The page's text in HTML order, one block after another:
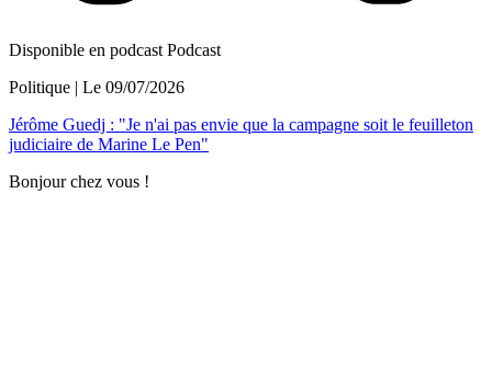
Disponible en podcast Podcast
Politique | Le 09/07/2026
Jérôme Guedj : "Je n'ai pas envie que la campagne soit le feuilleton
judiciaire de Marine Le Pen"
Bonjour chez vous !